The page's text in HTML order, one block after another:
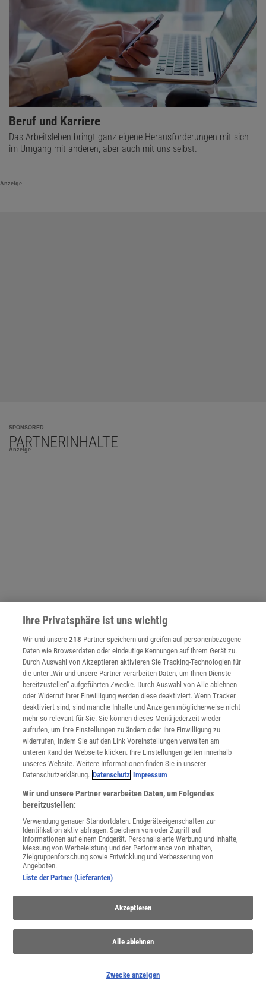
Beruf und Karriere
Das Arbeitsleben bringt ganz eigene Herausforderungen mit sich -
im Umgang mit anderen, aber auch mit uns selbst.
Anzeige
SPONSORED
PARTNERINHALTE
Anzeige
NACH OBEN
Für Sie im Spektrum-Shop und am Kiosk:
WEITERE NEUERSCHEINUNGEN SPEKTRUM SHOP
Spektrum.de-Newsletter abonnieren
JETZT ANMELDEN!
mit Ihren personenbezogenen Daten finden Sie in unsererDatenschutzerklärung.
Newsletter
Ihre Privatsphäre ist uns wichtig
Wir und unsere218-Partner speichern und greifen auf personenbezogene
Daten wie Browserdaten oder eindeutige Kennungen auf Ihrem Gerät zu.
Durch Auswahl von Akzeptieren aktivieren Sie Tracking-Technologien für
die unter „Wir und unsere Partner verarbeiten Daten, um Ihnen Dienste
bereitzustellen“ aufgeführten Zwecke. Durch Auswahl von Alle ablehnen
oder Widerruf Ihrer Einwilligung werden diese deaktiviert. Wenn Tracker
deaktiviert sind, sind manche Inhalte und Anzeigen möglicherweise nicht
mehr so relevant für Sie. Sie können dieses Menü jederzeit wieder
aufrufen, um Ihre Einstellungen zu ändern oder Ihre Einwilligung zu
widerrufen, indem Sie auf den Link Voreinstellungen verwalten am
unteren Rand der Webseite klicken. Ihre Einstellungen gelten innerhalb
unseres Website. Weitere Informationen finden Sie in unserer
Datenschutzerklärung. Datenschutz Impressum
Wir und unsere Partner verarbeiten Daten, um Folgendes
bereitzustellen:
Verwendung genauer Standortdaten. Endgeräteeigenschaften zur
Identifikation aktiv abfragen. Speichern von oder Zugriff auf
Informationen auf einem Endgerät. Personalisierte Werbung und Inhalte,
Messung von Werbeleistung und der Performance von Inhalten,
Zielgruppenforschung sowie Entwicklung und Verbesserung von
Angeboten.
Liste der Partner (Lieferanten)
Akzeptieren
Alle ablehnen
Zwecke anzeigen